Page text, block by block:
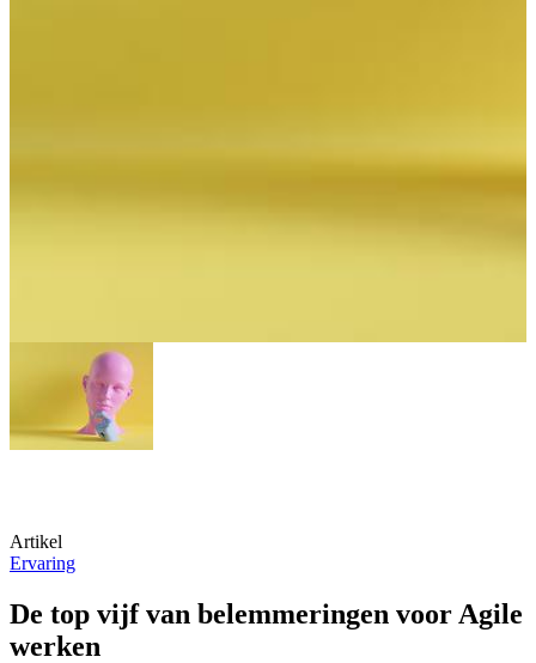
Artikel
Ervaring
De top vijf van belemmeringen voor Agile
werken